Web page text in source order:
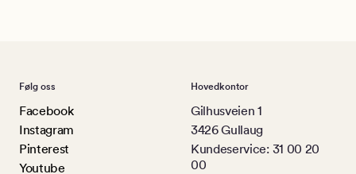
Følg oss
Facebook
Instagram
Pinterest
Youtube
Hovedkontor
Gilhusveien 1
3426 Gullaug
Kundeservice: 31 00 20
00